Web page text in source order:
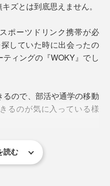
は『WOKY』が初 （※）！
リンクをそのままの状態
なく使いまわせます。
コンパクトサイズです。
見かけないニュアンスカ
ィー色
カーキ色
ズとは到底思えません。
ポーツドリンク携帯が必
していた時に出会ったの
ィングの『WOKY』でし
ので、部活や通学の移動
るのが気に入っている様
ットにも入れやすく、小
読む